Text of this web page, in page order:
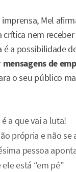
imprensa, Mel
crítica nem
é a possibilidade
mensagens de
o seu público
a que vai a luta!
própria e não se
pessoa
está ‘’em pé’’